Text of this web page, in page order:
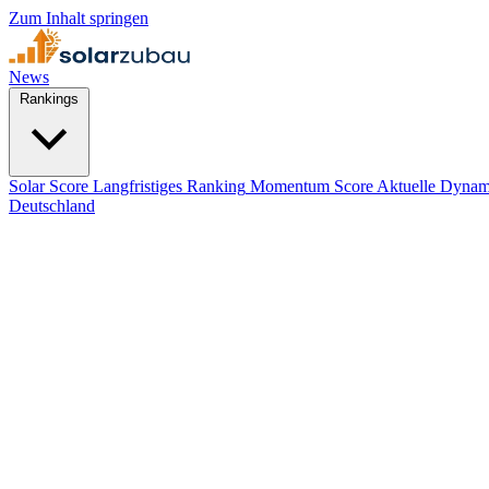
Zum Inhalt springen
News
Solar Score Langfristiges Ranking Momentum Score Aktuelle
Deutschland